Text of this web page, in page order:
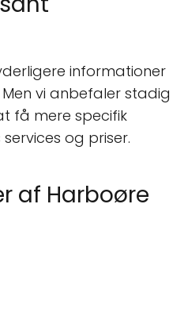
informationer
vi anbefaler stadig
få mere specifik
og priser.
af Harboøre